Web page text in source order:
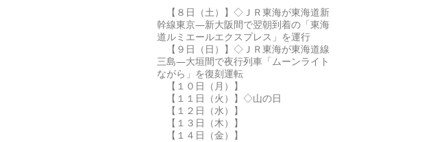
【８日（土）】◇ＪＲ東海が東海道新
幹線東京―新大阪間で翌朝到着の「東海
道ルミエールエクスプレス」を運行
【９日（日）】◇ＪＲ東海が東海道線
三島―大垣間で夜行列車「ムーンライト
ながら」を復刻運転
【１０日（月）】
【１１日（火）】◇山の日
【１２日（水）】
【１３日（木）】
【１４日（金）】